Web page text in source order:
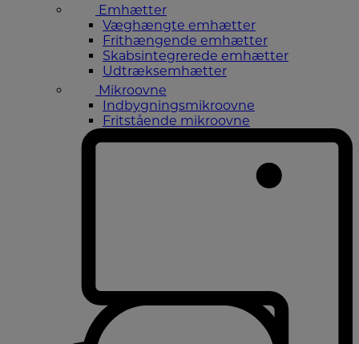
Emhætter
Væghængte emhætter
Frithængende emhætter
Skabsintegrerede emhætter
Udtræksemhætter
Mikroovne
Indbygningsmikroovne
Fritstående mikroovne